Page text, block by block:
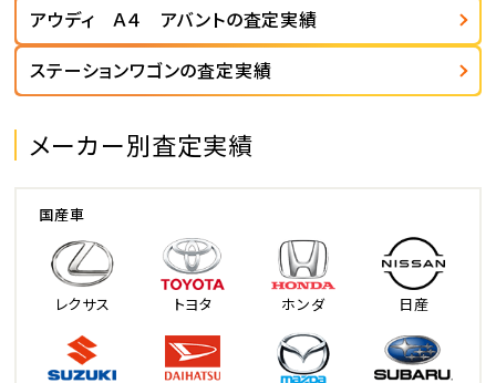
アウディ Ａ４ アバントの査定実績
ステーションワゴンの査定実績
メーカー別査定実績
国産車
レクサス トヨタ ホンダ 日産